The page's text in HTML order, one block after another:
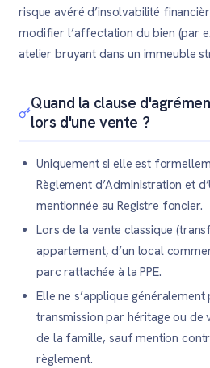
risque avéré d’insolvabilité
modifier l’affectation du bien (par
atelier bruyant dans un immeuble
Quand la clause
lors d'une vente ?
Uniquement si elle est
Règlement d’Administration et
mentionnée au Registre foncier.
Lors de la vente classique
appartement, d’un local
parc rattachée à la PPE.
Elle ne s’applique généralement
transmission par héritage ou
de la famille, sauf mention
règlement.